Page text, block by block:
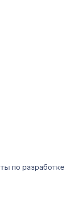
по разработке